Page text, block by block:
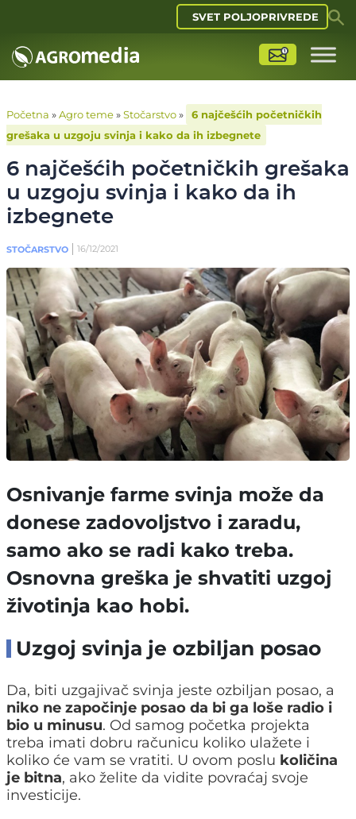
SVET POLJOPRIVREDE
Početna »Agro teme»Stočarstvo»
6 najčešćih početničkih
grešaka u uzgoju svinja i kako da ih izbegnete
6 najčešćih početničkih grešaka
u uzgoju svinja i kako da ih
izbegnete
STOČARSTVO 16/12/2021
Osnivanje farme svinja može da
donese zadovoljstvo i zaradu,
samo ako se radi kako treba.
Osnovna greška je shvatiti uzgoj
životinja kao hobi.
Uzgoj svinja je ozbiljan posao
Da, biti uzgajivač svinja jeste ozbiljan posao, a
niko ne započinje posao da bi ga loše radio i
bio u minusu. Od samog početka projekta
treba imati dobru računicu koliko ulažete i
koliko će vam se vratiti. U ovom poslu količina
je bitna, ako želite da vidite povraćaj svoje
investicije.